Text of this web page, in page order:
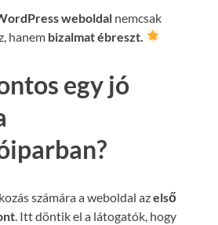
weboldal nemcsak
hanem bizalmat ébreszt.
egy jó
számára a weboldal azelső
. Itt döntik el a látogatók, hogy